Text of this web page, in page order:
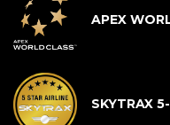
APEX
SKYTRAX